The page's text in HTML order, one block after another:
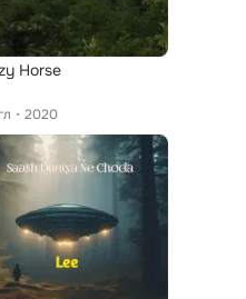
Horse
2020